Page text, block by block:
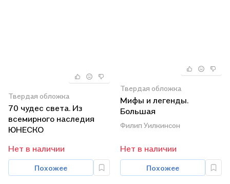
Твердая обложка
70 чудес света. Из
всемирного наследия
ЮНЕСКО
Нет в наличии
Похожее
Твердая обложка
Мифы и легенды.
Большая
иллюстрированная
Филип Уилкинсон
Нет в наличии
Похожее